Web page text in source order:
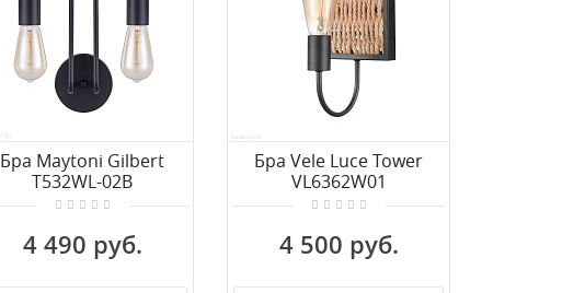
Бра Maytoni Gilbert
T532WL-02B
4 490 руб.
Бра Vele Luce Tower
VL6362W01
4 500 руб.